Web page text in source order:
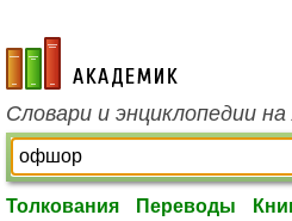
academic.ru
Словари и энциклопедии
Толкования Переводы